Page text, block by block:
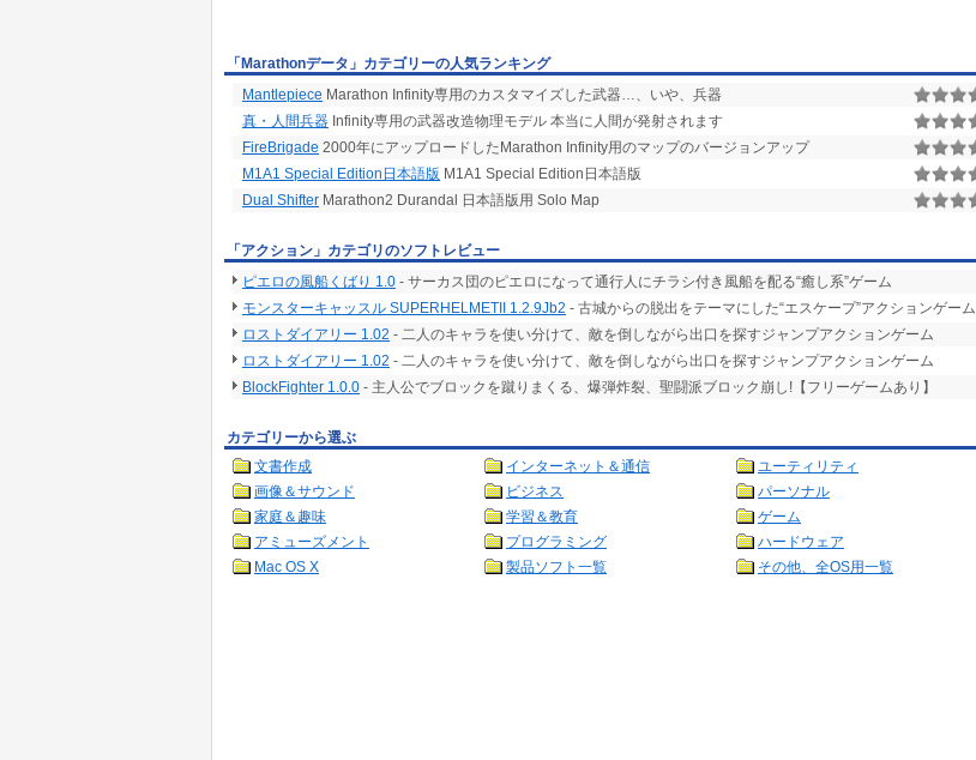
「Marathonデータ」カテゴリーの人気ランキング
Mantlepiece Marathon Infinity専用のカスタマイズした武器…、いや、兵器
真・人間兵器 Infinity専用の武器改造物理モデル 本当に人間が発射されます
FireBrigade 2000年にアップロードしたMarathon Infinity用のマップのバージョンアップ
M1A1 Special Edition日本語版 M1A1 Special Edition日本語版
Dual Shifter Marathon2 Durandal 日本語版用 Solo Map
「アクション」カテゴリのソフトレビュー
ピエロの風船くばり 1.0 - サーカス団のピエロになって通行人にチラシ付き風船を配る“癒し系”ゲーム
モンスターキャッスル SUPERHELMETII 1.2.9Jb2 - 古城からの脱出をテーマにした“エスケープ”アクションゲーム
ロストダイアリー 1.02 - 二人のキャラを使い分けて、敵を倒しながら出口を探すジャンプアクションゲーム
ロストダイアリー 1.02 - 二人のキャラを使い分けて、敵を倒しながら出口を探すジャンプアクションゲーム
BlockFighter 1.0.0 - 主人公でブロックを蹴りまくる、爆弾炸裂、聖闘派ブロック崩し!【フリーゲームあり】
カテゴリーから選ぶ
文書作成
インターネット＆通信
ユーティリティ
画像＆サウンド
ビジネス
パーソナル
家庭＆趣味
学習＆教育
ゲーム
アミューズメント
プログラミング
ハードウェア
Mac OS X
製品ソフト一覧 その他、全OS用一覧